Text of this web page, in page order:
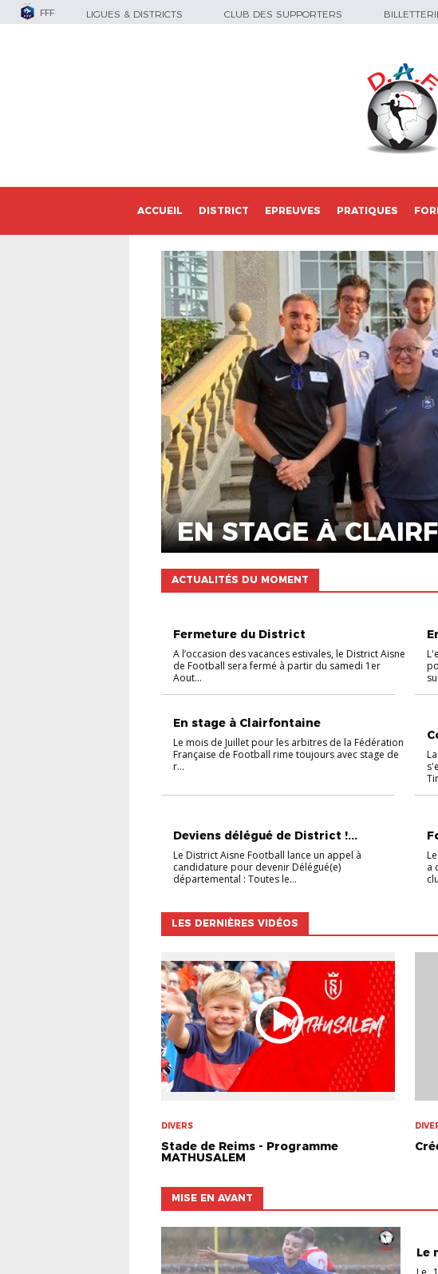
FFF LIGUES & DISTRICTS CLUB DES SUPPORTERS
ACCUEIL DISTRICT EPREUVES PRATIQUES
NON CLASSÉ
DEVIENS DÉLÉGUÉ
ACTUALITÉS DU MOMENT
Fermeture du District
A l’occasion des vacances estivales, le District Aisne
de Football sera fermé à partir du samedi 1er
Aout...
En stage à Clairfontaine
Le mois de Juillet pour les arbitres de la Fédération
Française de Football rime toujours avec stage de
r...
Deviens délégué de District !...
Le District Aisne Football lance un appel à
candidature pour devenir Délégué(e)
départemental : Toutes le...
a
LES DERNIÈRES VIDÉOS
DIVERS
Stade de Reims - Programme
MATHUSALEM
MISE EN AVANT
Le